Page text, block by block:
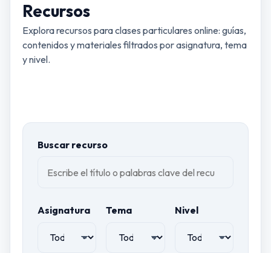
Recursos
Explora recursos para clases particulares online: guías,
contenidos y materiales filtrados por asignatura, tema
y nivel.
Buscar recurso
Asignatura Tema Nivel